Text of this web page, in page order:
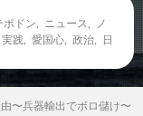
ポドン ニュース
ノ
実践 愛国心 政治
日
〜兵器輸出でボロ儲け〜